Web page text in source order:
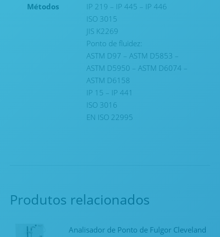
Métodos
IP 219 – IP 445 – IP 446
ISO 3015
JIS K2269
Ponto de fluidez:
ASTM D97 – ASTM D5853 –
ASTM D5950 – ASTM D6074 –
ASTM D6158
IP 15 – IP 441
ISO 3016
EN ISO 22995
Produtos relacionados
Analisador de Ponto de Fulgor Cleveland